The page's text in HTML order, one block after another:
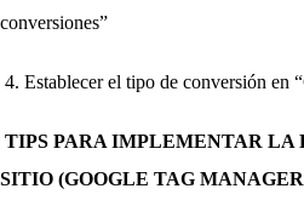
conversiones”
4. Establecer el tipo de conversión en
TIPS PARA IMPLEMENTAR LA
SITIO (GOOGLE TAG